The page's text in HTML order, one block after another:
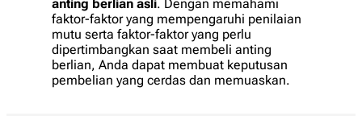
anting berlian asli. Dengan memahami
faktor-faktor yang mempengaruhi penilaian
mutu serta faktor-faktor yang perlu
dipertimbangkan saat membeli anting
berlian, Anda dapat membuat keputusan
pembelian yang cerdas dan memuaskan.